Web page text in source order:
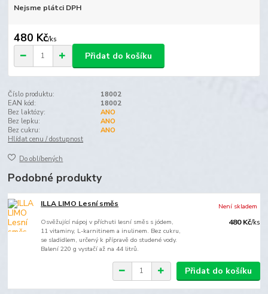
Nejsme plátci DPH
480 Kč/ks
Přidat do košíku
Číslo produktu:
18002
EAN kód:
18002
Bez laktózy:
ANO
Bez lepku:
ANO
Bez cukru:
ANO
Hlídat cenu / dostupnost
Do oblíbených
Podobné produkty
ILLA LIMO Lesní směs
Osvěžující nápoj v příchuti lesní směs s jódem,
11 vitaminy, L-karnitinem a inulinem. Bez cukru,
se sladidlem, určený k přípravě do studené vody.
Balení 220 g vystačí až na 44 litrů.
480 Kč/ks
Není skladem
Přidat do košíku